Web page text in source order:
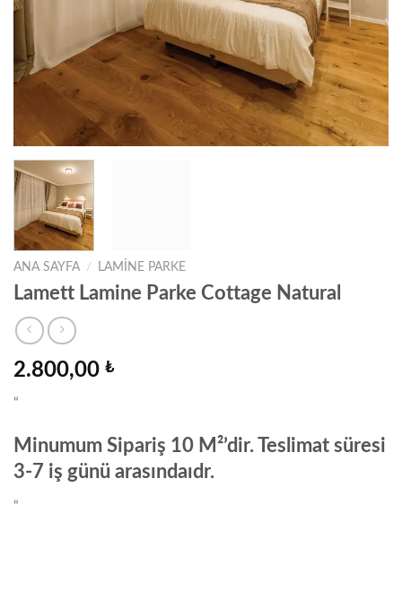
ANA SAYFA / LAMINE PARKE
Lamett Lamine Parke Cottage Natural
2.800,00 ₺
“
Minumum Sipariş 10 M²’dir. Teslimat süresi
3-7 iş günü arasındaıdr.
“